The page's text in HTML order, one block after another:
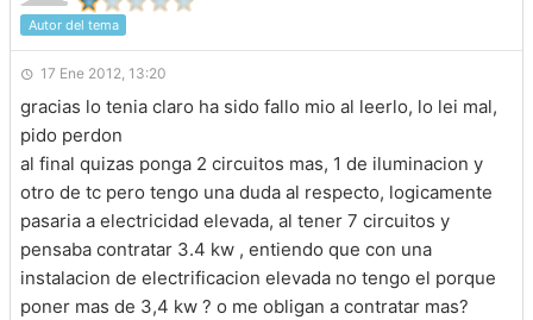
Autor del tema
17 Ene 2012, 13:20
gracias lo tenia claro ha sido fallo mio al leerlo, lo lei mal,
pido perdon
al final quizas ponga 2 circuitos mas, 1 de iluminacion y
otro de tc pero tengo una duda al respecto, logicamente
pasaria a electricidad elevada, al tener 7 circuitos y
pensaba contratar 3.4 kw , entiendo que con una
instalacion de electrificacion elevada no tengo el porque
poner mas de 3,4 kw ? o me obligan a contratar mas?